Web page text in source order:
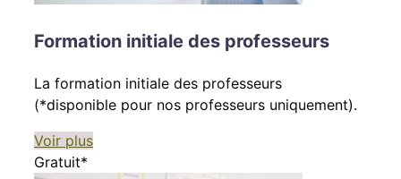
Formation initiale des professeurs
La formation initiale des professeurs
(*disponible pour nos professeurs uniquement).
Voir plus
Gratuit*